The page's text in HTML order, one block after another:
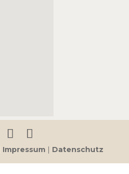
Impressum| Datenschutz